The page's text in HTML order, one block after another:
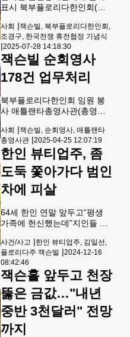
입후보 등록자를 기다렸지만
후보 등록이 없어 이재열 선관
위원장은 즉석에서 조남용 사
무총장을 추천했다.하지만 조
사무총장은 본인이 아직은 회
장을 할 수없는 입장을 밝히면
서 시간을 달라고 요청해 11월
중 임시
표시 북부플로리다한인회(회
전 11시 더 플릿 리저브 홀에
서 제72주년 한국전쟁 휴전협
정 기념식을 열었다.이날 행사
에는 한국전 참전 미군, 애틀란
타 총영사관 김원중 영사, 올
란도 홍금남 한인회장, 템파 최
남참전용사회 구자상 회장 등
동포 110명 참석한 가운데 성
황리에 개최됐다.이대명 목사
의 개회기도에 이어 국민의례,
김원중 영사의 환영사, 조경구
한인회장의 인사말이 이어졌
다.조경구 회장은 “한반도의
평화와 자유를 지키기 위해 희
생한
사회 |잭슨빌, 북부플로리다한인회,
조경구, 한국전쟁 휴전협정 기념식
|2025-07-28 14:18:30
잭슨빌 순회영사
178건 업무처리
북부플로리다한인회 임원 봉
사 애틀랜타총영사관(총영사
북부플로리다한인회(회장 조
경구)와 함께 잭슨빌 인근에
거주하고 있는 동포들의 민원
업무를 도와주기 위해 순회영
사업무를 실시했다.이번 순회
영사업무는 4월23일(수)에는
오후 2시부터 5시까지, 다음날
인 4월24일(목)은 오전 9시반
부터 12시까지 영사업무를 실
시했고, 장소는 10161
Centurion Parkway. suite 310
Jacksonville, FL 32256의 오
피스 빌딩에서 진행됐다.애틀
랜타 총영사관의 김원연 민원
영사, 오상균
사회 |잭슨빌, 순회영사, 애틀랜타
총영사관 |2025-04-25 12:07:19
한인 뷰티업주, 좀
도둑 쫓아가다 범인
차에 피살
64세 한인 연말 앞두고“평생
가족에 헌신했는데”지인들 애
꿈꾸며 미국으로 이민 와 한평
생 가족을 위해 헌신하고 근면
하게 살아온 60대 한인 여성
뷰티업주가 연말을 앞두고 자
신의 매장에서 물건을 훔쳐 달
아나는 좀도둑을 뒤쫓다 범인
들의 차량에 깔려 안타깝게 생
을 마감하는 비극적인 사건이
발생했다. 플로리다주 잭슨빌
사건/사고 |한인 뷰티업주, 김일선,
플로리다주 잭슨빌 |2024-12-16
08:42:46
잭슨홀 앞두고 천장
뚫은 금값…"내년
중반 3천달러" 전망
까지